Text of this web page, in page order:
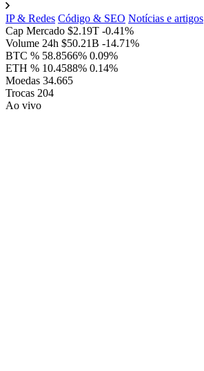
IP & Redes Código & SEO Notícias e artigos
Cap Mercado $2.19T -0.41%
Volume 24h $50.21B -14.71%
BTC % 58.8566% 0.09%
ETH % 10.4588% 0.14%
Moedas 34.665
Trocas 204
Ao vivo